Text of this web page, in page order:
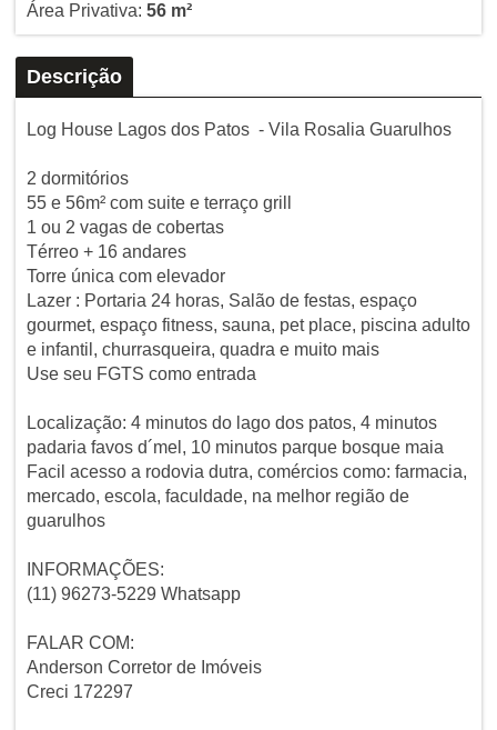
Área Privativa: 56 m²
Descrição
Log House Lagos dos Patos - Vila Rosalia Guarulhos
2 dormitórios
55 e 56m² com suite e terraço grill
1 ou 2 vagas de cobertas
Térreo + 16 andares
Torre única com elevador
Lazer : Portaria 24 horas, Salão de festas, espaço
gourmet, espaço fitness, sauna, pet place, piscina adulto
e infantil, churrasqueira, quadra e muito mais
Use seu FGTS como entrada
Localização: 4 minutos do lago dos patos, 4 minutos
padaria favos d´mel, 10 minutos parque bosque maia
Facil acesso a rodovia dutra, comércios como: farmacia,
mercado, escola, faculdade, na melhor região de
guarulhos
INFORMAÇÕES:
(11) 96273-5229 Whatsapp
FALAR COM:
Anderson Corretor de Imóveis
Creci 172297